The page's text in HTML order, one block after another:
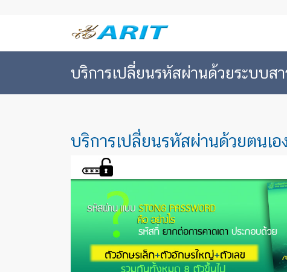
บริการเปลี่ยนรหัสผ่านด้วยระบบส
บริการเปลี่ยนรหัสผ่านด้วยตนเอ